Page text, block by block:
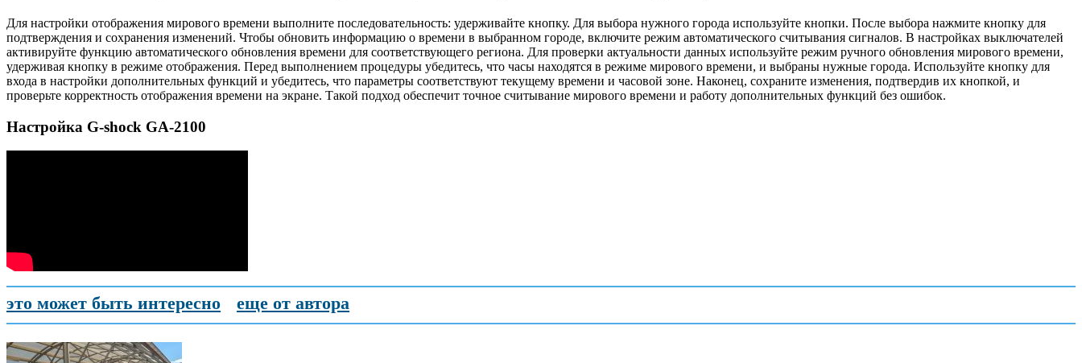
Для настройки отображения мирового времени выполните последовательность: удерживайте кнопку. Для выбора нужного города используйте кнопки. После выбора нажмите кнопку для
подтверждения и сохранения изменений. Чтобы обновить информацию о времени в выбранном городе, включите режим автоматического считывания сигналов. В настройках выключателей
активируйте функцию автоматического обновления времени для соответствующего региона. Для проверки актуальности данных используйте режим ручного обновления мирового времени,
удерживая кнопку в режиме отображения. Перед выполнением процедуры убедитесь, что часы находятся в режиме мирового времени, и выбраны нужные города. Используйте кнопку для
входа в настройки дополнительных функций и убедитесь, что параметры соответствуют текущему времени и часовой зоне. Наконец, сохраните изменения, подтвердив их кнопкой, и
проверьте корректность отображения времени на экране. Такой подход обеспечит точное считывание мирового времени и работу дополнительных функций без ошибок.
Настройка G-shock GA-2100
это может быть интересно еще от автора